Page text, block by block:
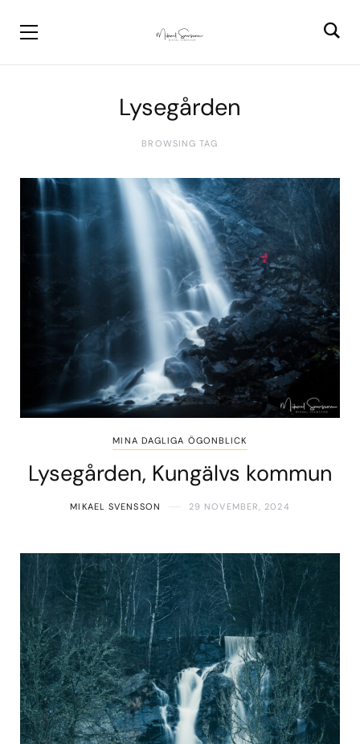
Lysegården
BROWSING TAG
MINA DAGLIGA ÖGONBLICK
Lysegården, Kungälvs kommun
MIKAEL SVENSSON 29 NOVEMBER, 2024